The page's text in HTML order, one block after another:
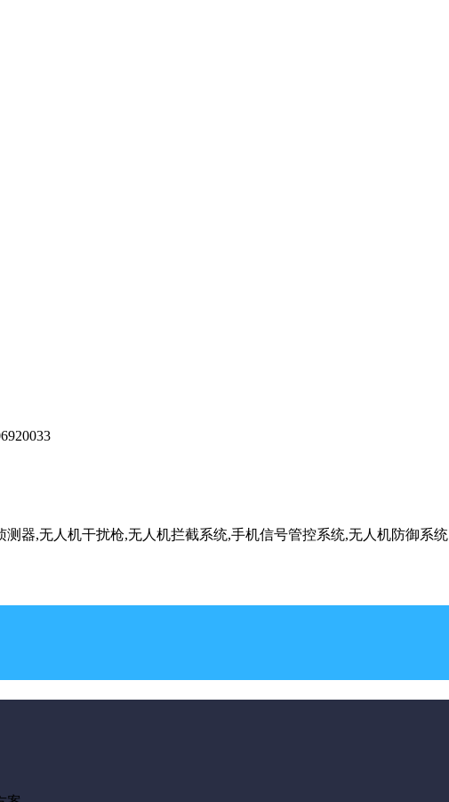
器,无人机干扰枪,无人机拦截系统,手机信号管控系统,无人机防御系统